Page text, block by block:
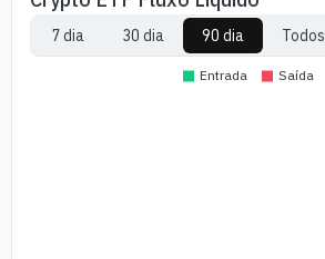
7 dia 30 dia 90 dia Todos